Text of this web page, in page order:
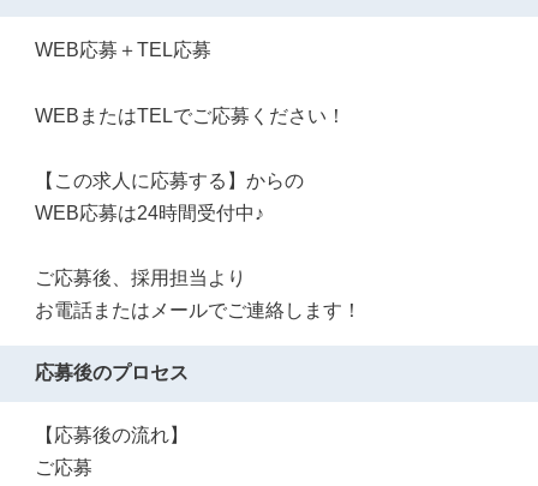
WEB応募＋TEL応募
WEBまたはTELでご応募ください！
【この求人に応募する】からの
WEB応募は24時間受付中♪
ご応募後、採用担当より
お電話またはメールでご連絡します！
応募後のプロセス
【応募後の流れ】
ご応募